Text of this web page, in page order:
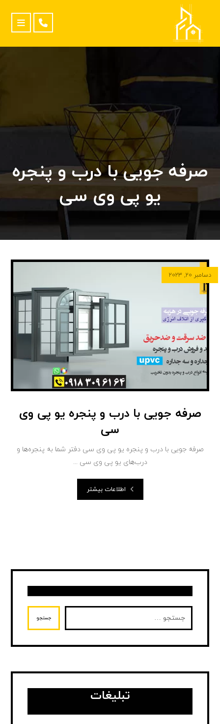
صرفه جویی با درب و پنجره
یو پی وی سی
صرفه جویی با درب و پنجره یو پی وی
سی
دسامبر ۲۰, ۲۰۲۳
صرفه جویی با درب و پنجره یو پی وی سی دفتر شما به پنجره‌ها و
درب‌های یو پی وی سی ...
اطلاعات بیشتر
جستجو
تبلیغات